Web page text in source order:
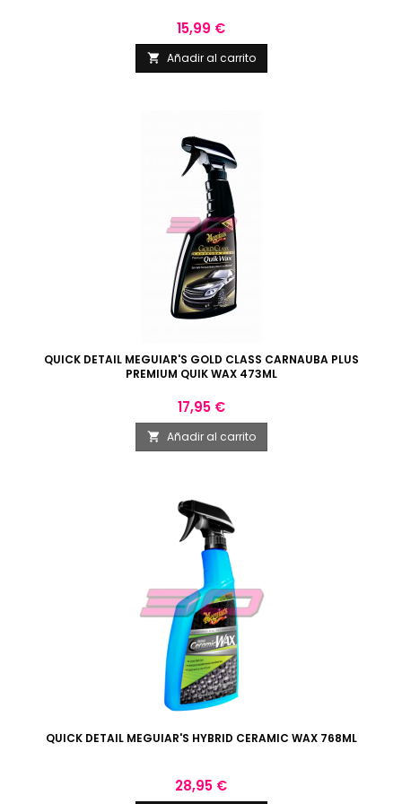
Precio
15,99 €
 Añadir al carrito
QUICK DETAIL MEGUIAR'S GOLD CLASS CARNAUBA PLUS
PREMIUM QUIK WAX 473ML
Precio
17,95 €
 Añadir al carrito
QUICK DETAIL MEGUIAR'S HYBRID CERAMIC WAX 768ML
Precio
28,95 €